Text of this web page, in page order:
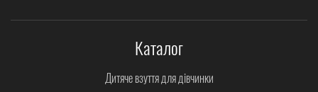
Каталог
Дитяче взуття для дівчинки